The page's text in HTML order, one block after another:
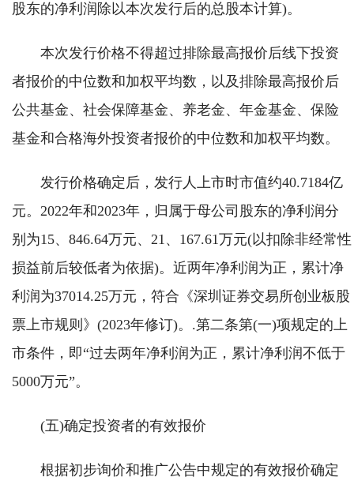
股东的净利润除以本次发行后的总股本计算)。
本次发行价格不得超过排除最高报价后线下投资
者报价的中位数和加权平均数，以及排除最高报价后
公共基金、社会保障基金、养老金、年金基金、保险
基金和合格海外投资者报价的中位数和加权平均数。
发行价格确定后，发行人上市时市值约40.7184亿
元。2022年和2023年，归属于母公司股东的净利润分
别为15、846.64万元、21、167.61万元(以扣除非经常性
损益前后较低者为依据)。近两年净利润为正，累计净
利润为37014.25万元，符合《深圳证券交易所创业板股
票上市规则》(2023年修订)。.第二条第(一)项规定的上
市条件，即“过去两年净利润为正，累计净利润不低于
5000万元”。
(五)确定投资者的有效报价
根据初步询价和推广公告中规定的有效报价确定